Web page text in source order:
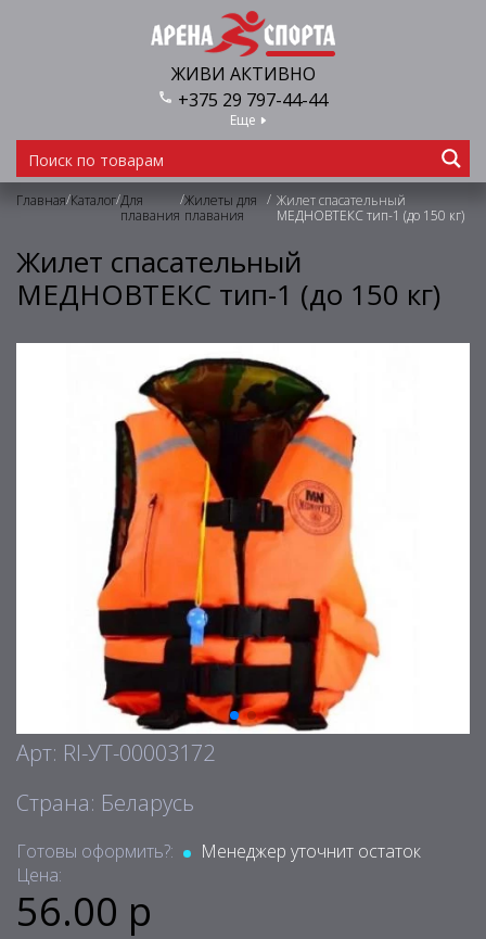
ЖИВИ АКТИВНО
+375 29 797-44-44
Еще
Главная/Каталог/Для
плавания
/Жилеты для
плавания
/ Жилет спасательный
МЕДНОВТЕКС тип-1 (до 150 кг)
Жилет спасательный
МЕДНОВТЕКС тип-1 (до 150 кг)
Арт: RI-УТ-00003172
Страна: Беларусь
Готовы оформить?:
Менеджер уточнит остаток
Цена:
56.00 р